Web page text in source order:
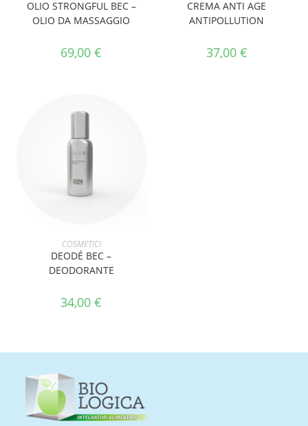
OLIO STRONGFUL BEC –
OLIO DA MASSAGGIO
69,00€
CREMA ANTI AGE
ANTIPOLLUTION
37,00 €
AGGIUNGI AL CARRELLO
COSMETICI
DEODÉ BEC –
DEODORANTE
34,00€